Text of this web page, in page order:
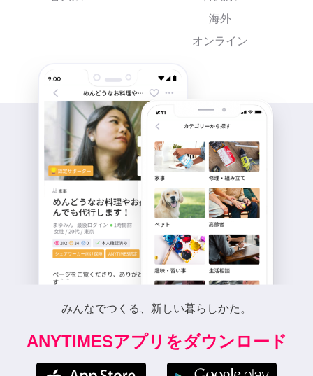
海外
オンライン
みんなでつくる、新しい暮らしかた。
ANYTIMESアプリをダウンロード